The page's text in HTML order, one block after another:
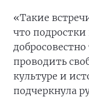
«Такие
что
проводить
культуре и
подчеркнула